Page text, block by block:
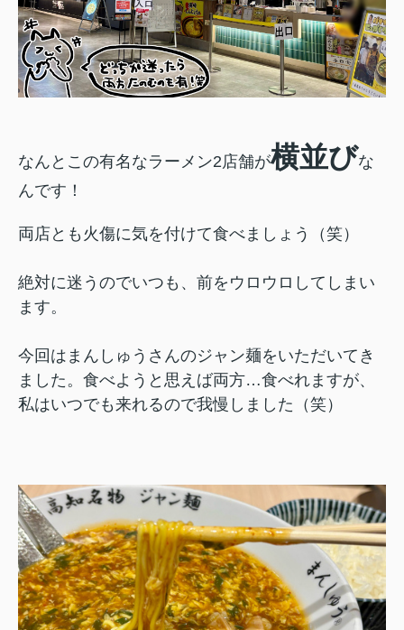
なんとこの有名なラーメン2店舗が横並びな
んです！
両店とも火傷に気を付けて食べましょう（笑）
絶対に迷うのでいつも、前をウロウロしてしまい
ます。
今回はまんしゅうさんのジャン麺をいただいてき
ました。食べようと思えば両方…食べれますが、
私はいつでも来れるので我慢しました（笑）